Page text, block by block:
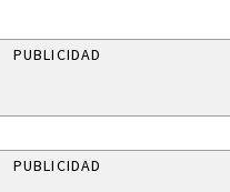
PUBLICIDAD
PUBLICIDAD